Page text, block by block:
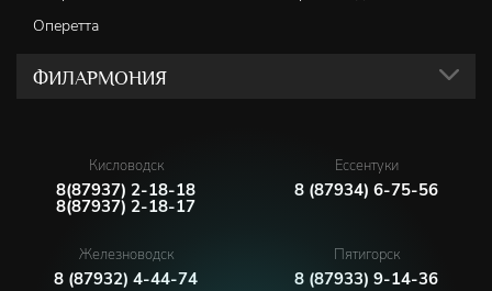
Оперетта
ФИЛАРМОНИЯ
Кисловодск
8(87937) 2-18-18
8(87937) 2-18-17
Ессентуки
8 (87934) 6-75-56
Железноводск
8 (87932) 4-44-74
Пятигорск
8 (87933) 9-14-36